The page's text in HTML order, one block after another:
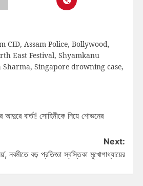
CID, Assam Police, Bollywood,
East Festival, Shyamkanu
, Singapore drowning case,
আদুরে বার্তা! সোহিনীকে নিয়ে শোভনের
Next:
নবমীতে বড় প্রতিজ্ঞা স্বস্তিকা মুখোপাধ্যায়ের